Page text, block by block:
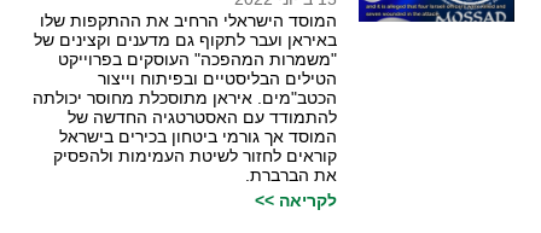
המוסד הישראלי הרחיב את ההתקפות שלו
באיראן ועבר לתקוף גם מדענים וקצינים של
"משמרות המהפכה" העוסקים בפרוייקט
הטילים הבליסטיים ובפיתוח וייצור
הכטב"מים. איראן מתוסכלת מחוסר יכולתה
להתמודד עם האסטרטגיה החדשה של
המוסד אך גורמי ביטחון בכירים בישראל
קוראים לחזור לשיטת העמימות ולהפסיק
את הברברת.
לקריאה >>